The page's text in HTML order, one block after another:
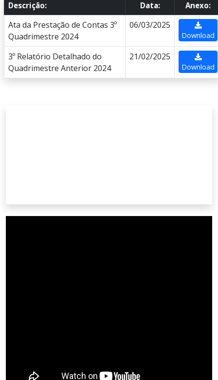
Descrição: Data: Anexo:
Ata da Prestação de Contas 3º
Quadrimestre 2024
06/03/2025
Download
3º Relatório Detalhado do
Quadrimestre Anterior 2024
21/02/2025
Download